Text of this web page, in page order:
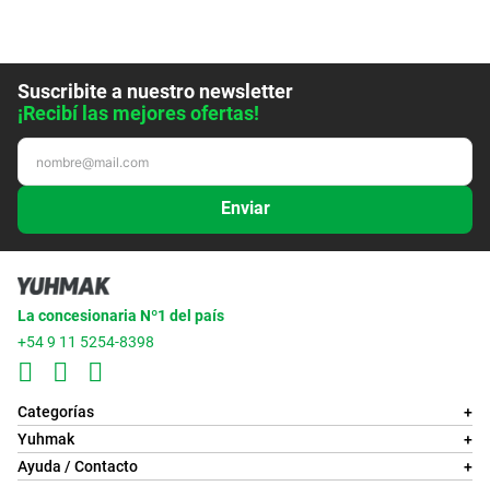
Suscribite a nuestro newsletter
¡Recibí las mejores ofertas!
Enviar
La concesionaria Nº1 del país
+54 9 11 5254-8398
Categorías
+
Yuhmak
+
Ayuda / Contacto
+